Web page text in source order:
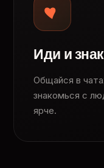
Иди и
Общайся в
знакомься с
ярче.